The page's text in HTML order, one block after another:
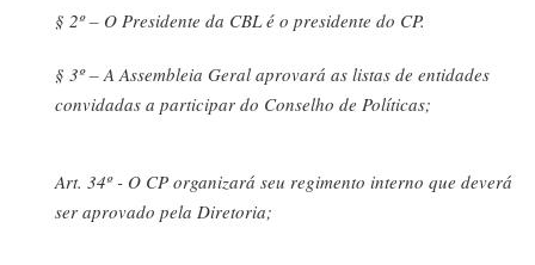
§ 2º – O Presidente da CBL é o presidente do CP.
§ 3º – A Assembleia Geral aprovará as listas de entidades
convidadas a participar do Conselho de Políticas;
Art. 34º - O CP organizará seu regimento interno que deverá
ser aprovado pela Diretoria;